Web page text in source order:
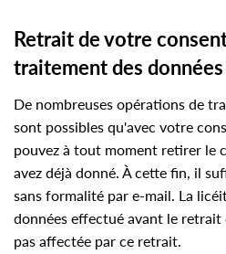
Retrait de votre
traitement des données
De nombreuses opérations de
sont possibles qu'avec votre
pouvez à tout moment retirer le
avez déjà donné. À cette fin, il
sans formalité par e-mail. La
données effectué avant le
pas affectée par ce retrait.